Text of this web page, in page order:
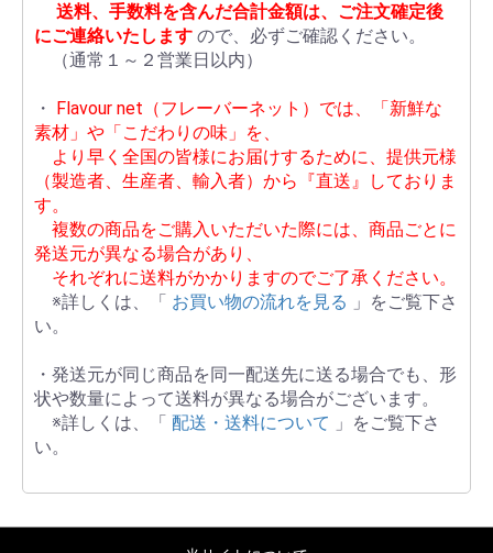
送料、手数料を含んだ合計金額は、ご注文確定後
にご連絡いたします ので、必ずご確認ください。
（通常１～２営業日以内）
・ Flavour net（フレーバーネット）では、「新鮮な
素材」や「こだわりの味」を、
より早く全国の皆様にお届けするために、提供元様
（製造者、生産者、輸入者）から『直送』しておりま
す。
複数の商品をご購入いただいた際には、商品ごとに
発送元が異なる場合があり、
それぞれに送料がかかりますのでご了承ください。
※詳しくは、「 お買い物の流れを見る
」をご覧下さ
い。
・発送元が同じ商品を同一配送先に送る場合でも、形
状や数量によって送料が異なる場合がございます。
※詳しくは、「 配送・送料について
」をご覧下さ
い。